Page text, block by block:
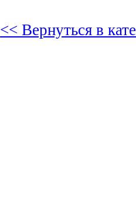
<< Вернуться в